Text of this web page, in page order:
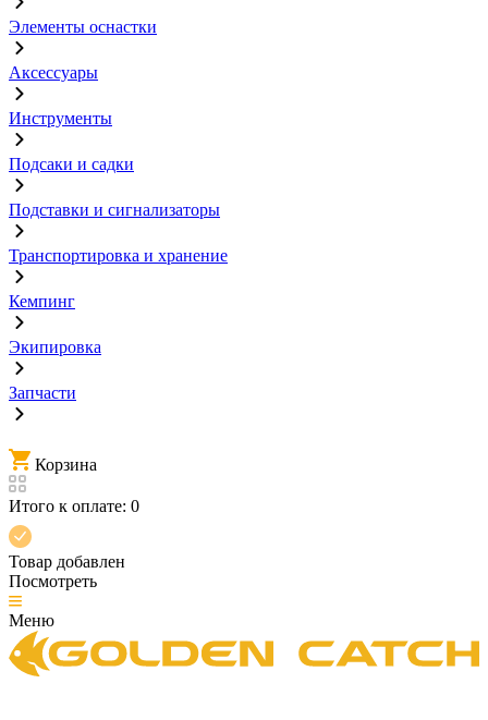
Элементы оснастки
Аксессуары
Инструменты
Подсаки и садки
Подставки и сигнализаторы
Транспортировка и хранение
Кемпинг
Экипировка
Запчасти
Корзина
Итого к оплате: 0
Товар добавлен
Посмотреть
Меню